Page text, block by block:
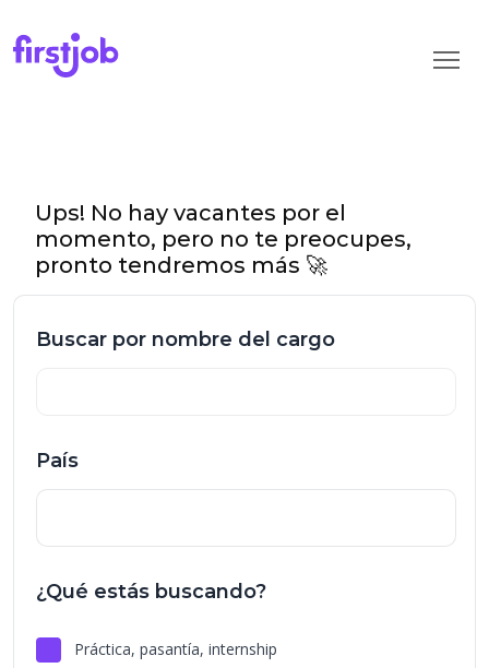
Ups! No hay vacantes por el
momento, pero no te preocupes,
pronto tendremos más 🚀
Buscar por nombre del cargo
País
¿Qué estás buscando?
Práctica, pasantía, internship